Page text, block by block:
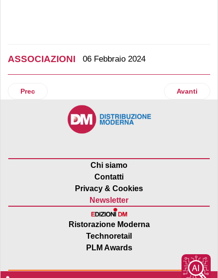
ASSOCIAZIONI 06 Febbraio 2024
Articolo precedente: Il vending dona oltre 74 tonnellate di
Prec Articolo
Avanti
Chi siamo
Contatti
Privacy & Cookies
Newsletter
Ristorazione Moderna
Technoretail
PLM Awards